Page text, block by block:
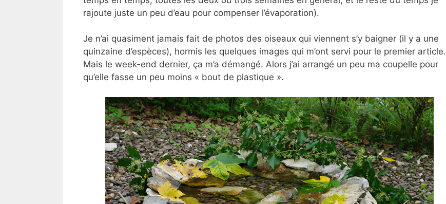
rajoute juste un peu d’eau pour compenser l’évaporation).
Je n’ai quasiment jamais fait de photos des oiseaux qui viennent s’y baigner (il y a une
quinzaine d’espèces), hormis les quelques images qui m’ont servi pour le premier article.
Mais le week-end dernier, ça m’a démangé. Alors j’ai arrangé un peu ma coupelle pour
qu’elle fasse un peu moins « bout de plastique ».